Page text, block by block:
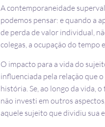
A contemporaneidade
podemos pensar: e quando a
de perda de valor individual,
colegas, a ocupação do tempo
O impacto para a vida do
influenciada pela relação que
história. Se, ao longo da vida,
não investi em outros
aquele sujeito que dividiu sua